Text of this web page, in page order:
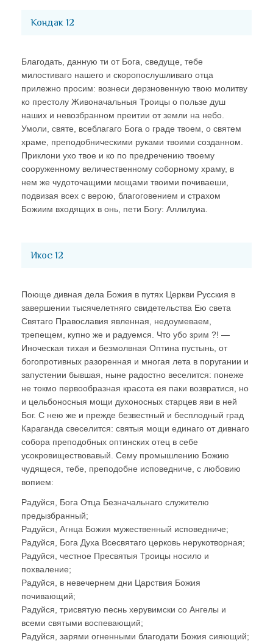
Кондак 12
Благодать, данную ти от Бога, сведуще, тебе
милостиваго нашего и скоропослушливаго отца
прилежно просим: вознеси дерзновенную твою молитву
ко престолу Живоначальныя Троицы о пользе душ
наших и невозбранном преитии от земли на небо.
Умоли, святе, всеблагаго Бога о граде твоем, о святем
храме, преподобническими руками твоими созданном.
Приклони ухо твое и ко по предречению твоему
сооруженному величественному соборному храму, в
нем же чудоточащими мощами твоими почиваеши,
подвизая всех с верою, благоговением и страхом
Божиим входящих в онь, пети Богу: Аллилуиа.
Икос 12
Поюще дивная дела Божия в путях Церкви Русския в
завершении тысячелетняго свидетельства Ею света
Святаго Православия явленная, недоумеваем,
трепещем, купно же и радуемся. Что убо зрим ?! —
Иноческая тихая и безмолвная Оптина пустынь, от
богопротивных разоренная и многая лета в поругании и
запустении бывшая, ныне радостно веселится: понеже
не токмо первообразная красота ея паки возвратися, но
и цельбоносныя мощи духоносных старцев яви в ней
Бог. С нею же и прежде безвестный и бесплодный град
Караганда свеселится: святыя мощи единаго от дивнаго
собора преподобных оптинских отец в себе
усокровиществовавый. Сему промышлению Божию
чудящеся, тебе, преподобне исповедниче, с любовию
вопием:
Радуйся, Бога Отца Безначальнаго служителю
предызбранный;
Радуйся, Агнца Божия мужественный исповедниче;
Радуйся, Бога Духа Всесвятаго церковь нерукотворная;
Радуйся, честное Пресвятыя Троицы носило и
похваление;
Радуйся, в невечернем дни Царствия Божия
почивающий;
Радуйся, трисвятую песнь херувимски со Ангелы и
всеми святыми воспевающий;
Радуйся, зарями огненными благодати Божия сияющий;